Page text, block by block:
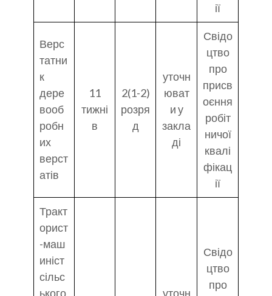
ії
Верс
татни
к
дере
вооб
робн
их
верст
атів
11
тижні
в
2(1-2)
розря
д
уточн
юват
и у
закла
ді
Свідо
цтво
про
присв
оєння
робіт
ничої
квалі
фікац
ії
Тракт
орист
-маш
иніст
сільс
ького
уточн
Свідо
цтво
про